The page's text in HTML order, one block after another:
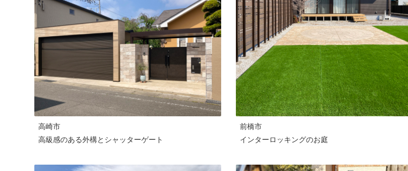
高崎市
高級感のある外構とシャッターゲート
前橋市
インターロッキングのお庭